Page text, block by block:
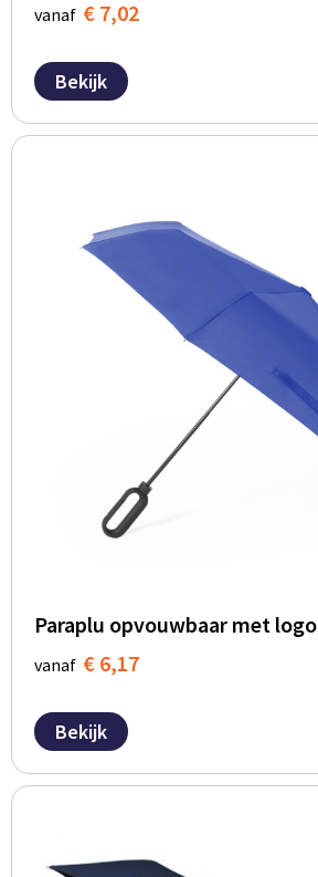
vanaf € 7,02
Bekijk
Paraplu opvouwbaar met logo
vanaf € 6,17
Bekijk